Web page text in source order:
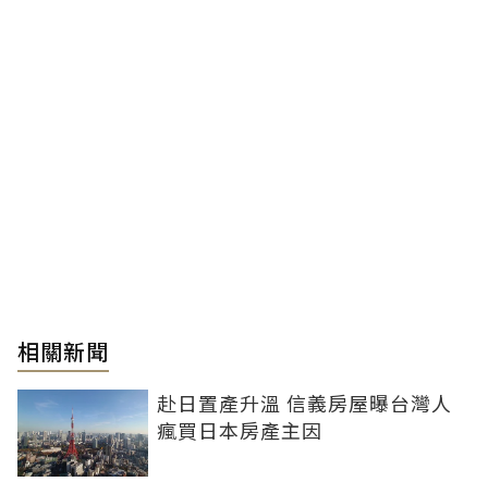
相關新聞
赴日置產升溫 信義房屋曝台灣人
瘋買日本房產主因